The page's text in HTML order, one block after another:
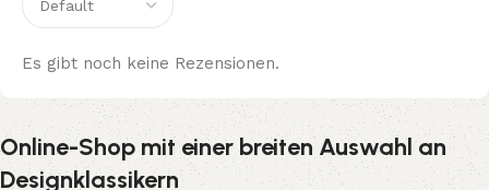
Es gibt noch keine Rezensionen.
Online-Shop mit einer breiten Auswahl an
Designklassikern